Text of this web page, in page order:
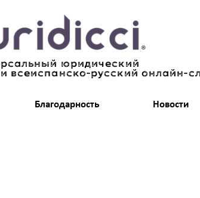
юридический
всеиспанско-русский онлайн-
Благодарность Новости